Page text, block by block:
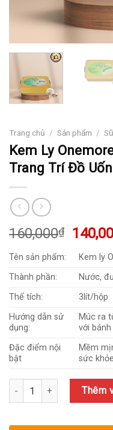
Trang chủ / Sản phẩm /
Kem Ly
Trang Trí Đồ
160,000₫
Giá
là:
Tên sản phẩm:
Kem ly
Thành phần:
Nước,
Thể tích:
3lít/hộp
Hướng dẫn sử
dụng:
Múc ra
với
Đặc điểm nội
bật
Mềm
sức khỏe
Số lượng Thêm